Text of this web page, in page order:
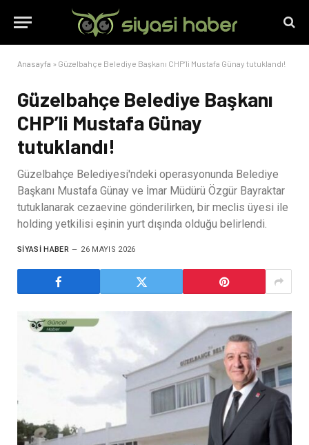
Anasayfa » Güzelbahçe Belediye Başkanı CHP’li Mustafa Günay tutuklandı!
Güzelbahçe Belediye Başkanı
CHP’li Mustafa Günay
tutuklandı!
Güzelbahçe Belediyesi'ndeki operasyonunda Belediye
Başkanı Mustafa Günay ve İmar Müdürü Özgür Bayraktar
tutuklanarak cezaevine gönderilirken, bir meclis üyesi ile
holding yetkilisi eşinin yurt dışında olduğu belirlendi.
SIYASI HABER 26 MAYIS 2026